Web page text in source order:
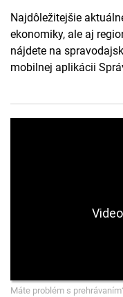
Najdôležitejšie
ekonomiky, ale aj
nájdete na
mobilnej aplikácii
Máte problém s